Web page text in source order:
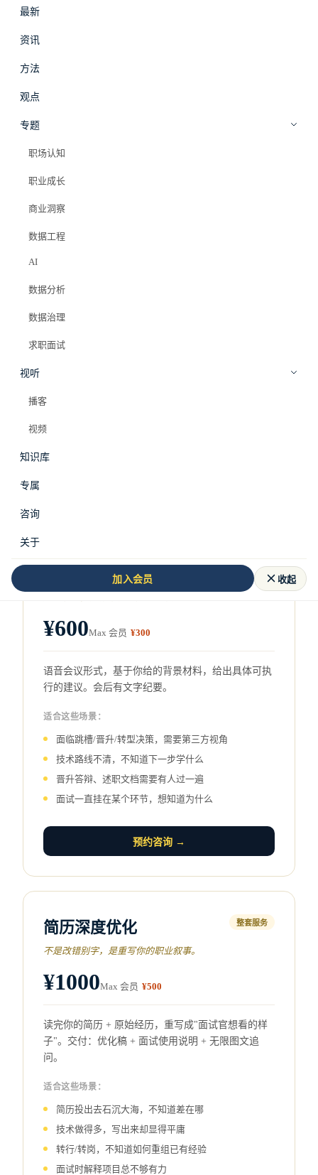
最新
资讯
方法
观点
专题
职场认知
职业成长
商业洞察
数据工程
AI
数据分析
数据治理
求职面试
视听
播客
视频
知识库
专属
咨询
关于
加入会员 收起
值得被认真对待。
1v1 语音咨询 1 小时
¥600Max 会员 ¥300
语音会议形式，基于你给的背景材料，给出具体可执
行的建议。会后有文字纪要。
适合这些场景：
面临跳槽/晋升/转型决策，需要第三方视角
技术路线不清，不知道下一步学什么
晋升答辩、述职文档需要有人过一遍
面试一直挂在某个环节，想知道为什么
预约咨询 →
简历深度优化 整套服务
不是改错别字，是重写你的职业叙事。
¥1000Max 会员 ¥500
读完你的简历 + 原始经历，重写成"面试官想看的样
子"。交付：优化稿 + 面试使用说明 + 无限图文追
问。
适合这些场景：
简历投出去石沉大海，不知道差在哪
技术做得多，写出来却显得平庸
转行/转岗，不知道如何重组已有经验
面试时解释项目总不够有力